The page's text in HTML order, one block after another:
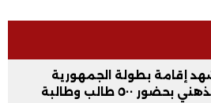
إقامة بطولة الجمهورية
٥٠٠ طالب وطالبة